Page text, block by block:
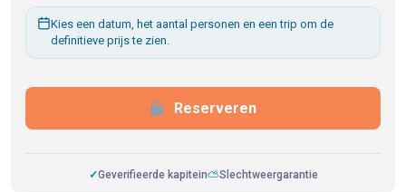
Kies een datum, het aantal personen en een trip om de
definitieve prijs te zien.
Reserveren
✓Geverifieerde kapitein⛅Slechtweergarantie